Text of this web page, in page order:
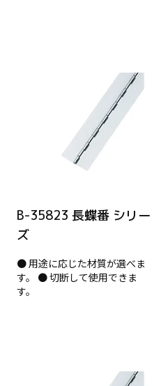
B-35823 長蝶番 シリー
ズ
● 用途に応じた材質が選べま
す。 ● 切断して使用できま
す。